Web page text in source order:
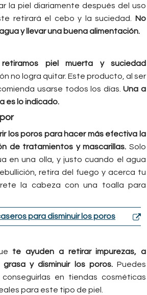
la piel diariamente después del uso
retirará el cebo y la suciedad.
No
y llevar una buena alimentación.
piel muerta y suciedad
no logra quitar. Este producto, al ser
usarse todos los días.Una a
es lo indicado.
los poros para hacer más efectiva la
de tratamientos y mascarillas. Solo
en una olla, y justo cuando el agua
retira del fuego y acerca tu
la cabeza con una toalla para
para disminuir los poros
te ayuden a retirar impurezas, a
y disminuir los poros. Puedes
en tiendas cosméticas
para este tipo de piel.